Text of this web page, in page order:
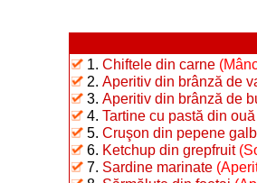
1. Chiftele din carne
2. Aperitiv din brânză de
3. Aperitiv din brânză de
4. Tartine cu pastă din
5. Cruşon din pepene
6. Ketchup din grepfruit
7. Sardine marinate